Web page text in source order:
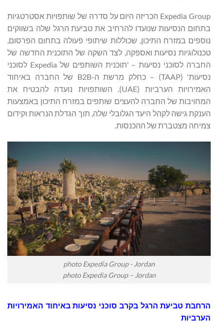
Expedia Group הכריזה היום על סדרה של שותפויות אסטרטגיות
בתחום הנסיעות שנועדו להרחיב את טביעת הרגל שלה בשווקים
נוספים במזרח התיכון, שכוללות שיתופי פעולה בתחום הפרסום,
טכנולוגיות נסיעות ואספקה, לצד השקה של התוכנית החדשה של
החברה לסוכני נסיעות – 'תוכנית השותפים של Expedia לסוכני
נסיעות' (TAAP) – כחלק מרשת ה-B2B של החברה באיחוד
האמירויות הערביות (UAE). השותפויות נועדה להבטיח את
המחויבות של החברה להעצים שותפים במזרח התיכון באמצעות
הענקת גישה לקהל היעד הגלובלי שלה, תוך הגדלת הנראות וקידום
צמיחה מצטברת של ההכנסות.
photo Expedia Group - Jordan
photo Expedia Group – Jordan
הרחבת טביעת הרגל בקרב סוכני נסיעות באיחוד האמירויות
הערביות